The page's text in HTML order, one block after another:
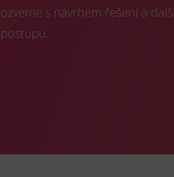
ozveme s návrhem řešení a
postupu.